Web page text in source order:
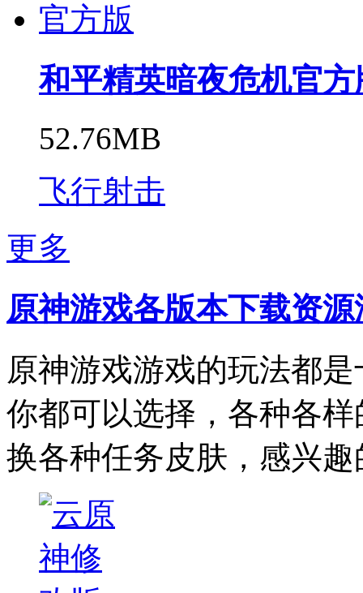
和平精英暗夜危机官方
52.76MB
飞行射击
更多
原神游戏各版本下载资源
原神游戏游戏的玩法都
你都可以选择，各种各
换各种任务皮肤，感兴